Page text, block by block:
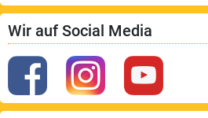
Wir auf Social Media